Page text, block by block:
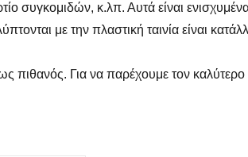
συγκομιδών, κ.λπ. Αυτά είναι
με την πλαστική ταινία είναι
Για να παρέχουμε τον καλύτερο